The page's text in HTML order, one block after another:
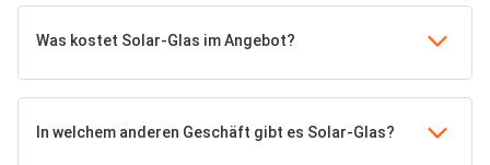
Was kostet Solar-Glas im Angebot?
In welchem anderen Geschäft gibt es Solar-Glas?